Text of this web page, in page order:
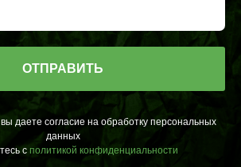
ОТПРАВИТЬ
даете согласие на обработку персональных
данных
c политикой конфиденциальности